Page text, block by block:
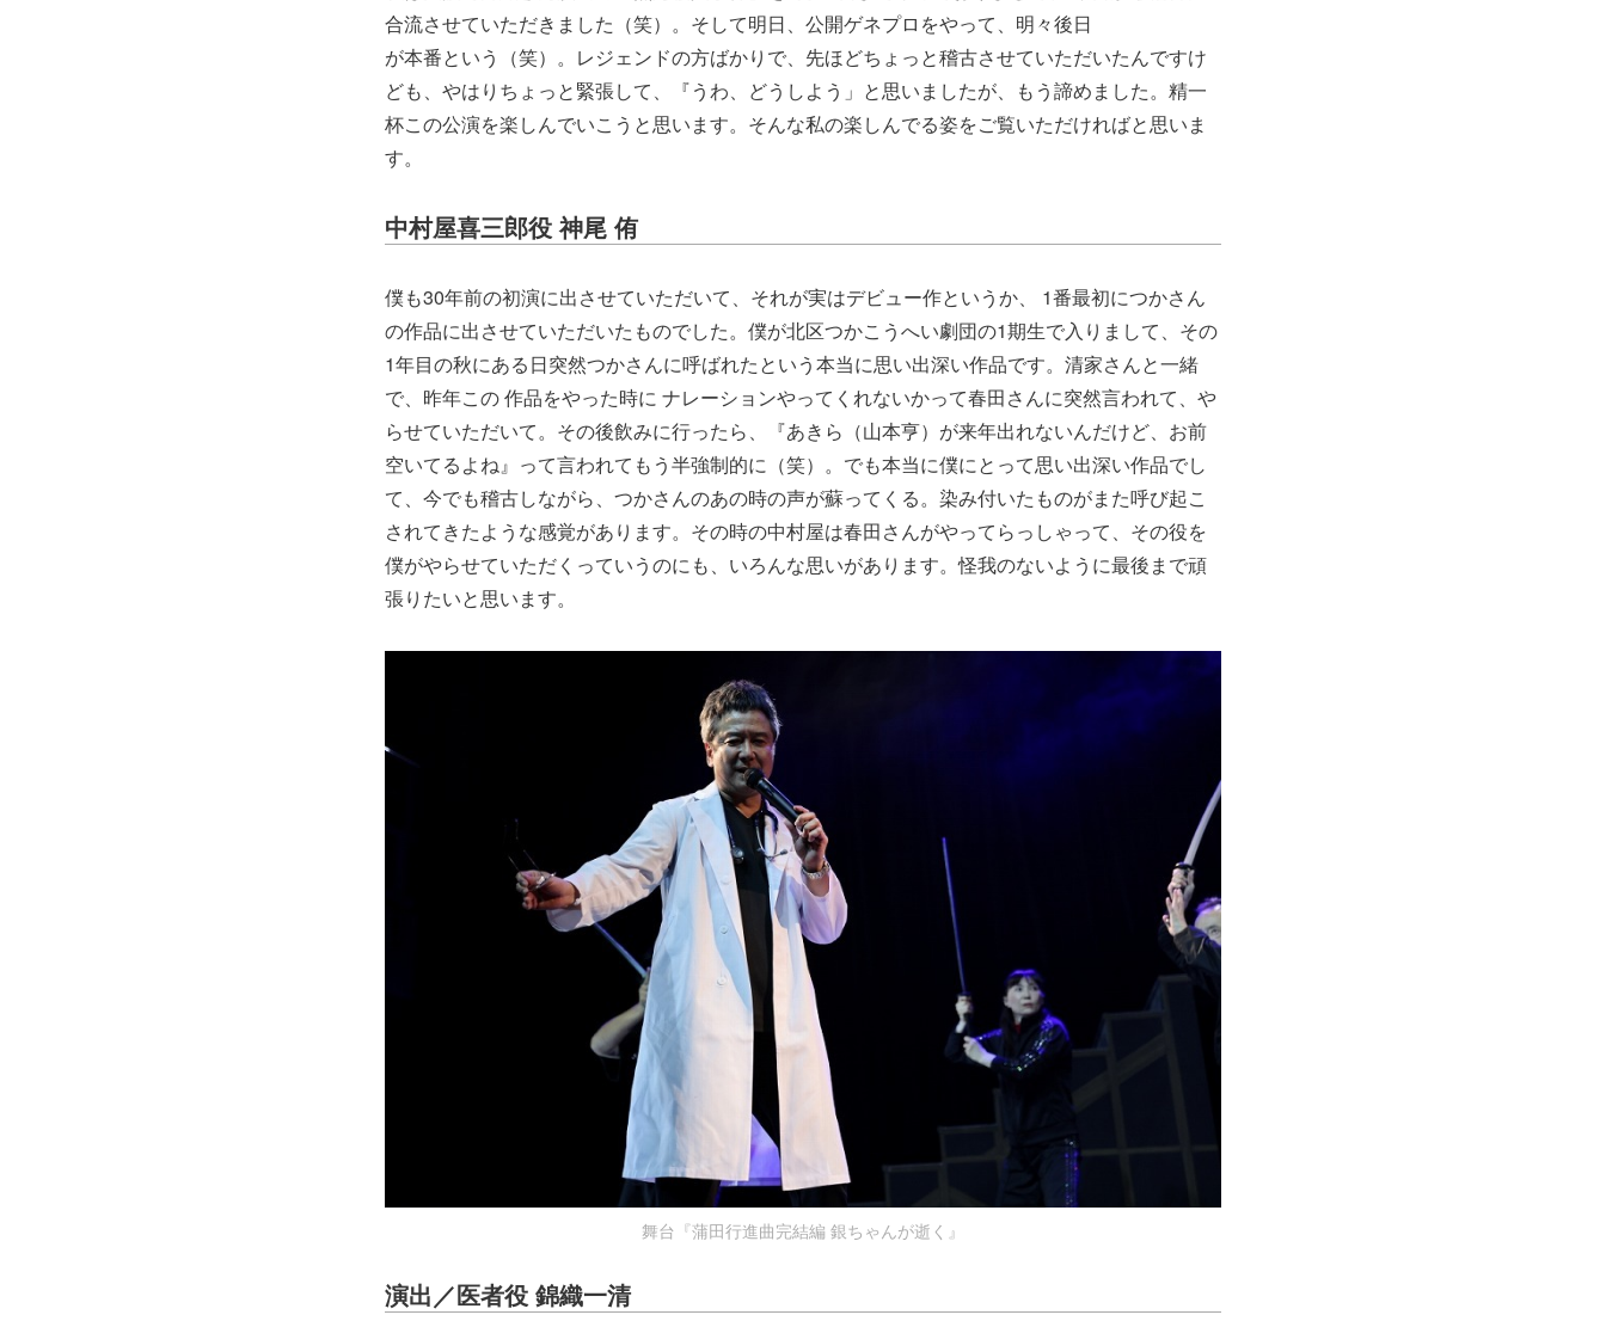
合流させていただきました（笑）。そして明日、公開ゲネプロをやって、明々後日
が本番という（笑）。レジェンドの方ばかりで、先ほどちょっと稽古させていただいたんですけ
ども、やはりちょっと緊張して、『うわ、どうしよう」と思いましたが、もう諦めました。精一
杯この公演を楽しんでいこうと思います。そんな私の楽しんでる姿をご覧いただければと思いま
す。
中村屋喜三郎役 神尾 侑
僕も30年前の初演に出させていただいて、それが実はデビュー作というか、 1番最初につかさん
の作品に出させていただいたものでした。僕が北区つかこうへい劇団の1期生で入りまして、その
1年目の秋にある日突然つかさんに呼ばれたという本当に思い出深い作品です。清家さんと一緒
で、昨年この 作品をやった時に ナレーションやってくれないかって春田さんに突然言われて、や
らせていただいて。その後飲みに行ったら、『あきら（山本亨）が来年出れないんだけど、お前
空いてるよね』って言われてもう半強制的に（笑）。でも本当に僕にとって思い出深い作品でし
て、今でも稽古しながら、つかさんのあの時の声が蘇ってくる。染み付いたものがまた呼び起こ
されてきたような感覚があります。その時の中村屋は春田さんがやってらっしゃって、その役を
僕がやらせていただくっていうのにも、いろんな思いがあります。怪我のないように最後まで頑
張りたいと思います。
舞台『蒲田行進曲完結編 銀ちゃんが逝く』
演出／医者役 錦織一清